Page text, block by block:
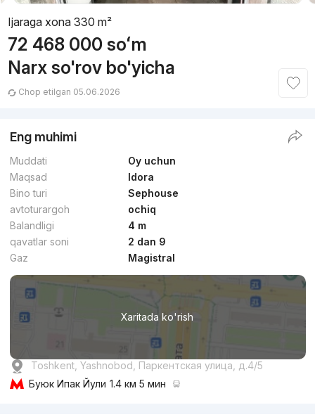
Ijaraga xona 330 m²
72 468 000 soʻm
Narx so'rov bo'yicha
Chop etilgan 05.06.2026
Eng muhimi
Muddati
Oy uchun
Maqsad
Idora
Bino turi
Sephouse
avtoturargoh
ochiq
Balandligi
4 m
qavatlar soni
2 dan 9
Gaz
Magistral
Xaritada ko'rish
Toshkent, Yashnobod, Паркентская улица, д.4/5
Буюк Ипак Йули 1.4 км 5 мин